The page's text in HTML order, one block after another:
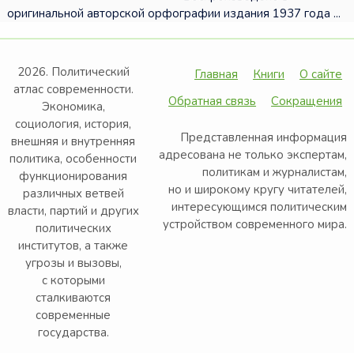
оригинальной авторской орфографии издания 1937 года ...
2026. Политический
атлас современности.
Экономика,
социология, история,
внешняя и внутренняя
политика, особенности
функционирования
различных ветвей
власти, партий и других
политических
институтов, а также
угрозы и вызовы,
с которыми
сталкиваются
современные
государства.
Главная Книги
О сайте
Обратная связь
Сокращения
Представленная информация
адресована не только экспертам,
политикам и журналистам,
но и широкому кругу читателей,
интересующимся политическим
устройством современного мира.